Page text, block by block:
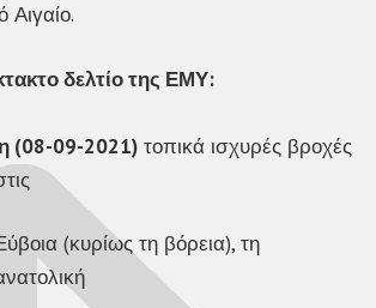
Αιγαίο.
δελτίο της ΕΜΥ:
(08-09-2021) τοπικά ισχυρές βροχές
(κυρίως τη βόρεια), τη